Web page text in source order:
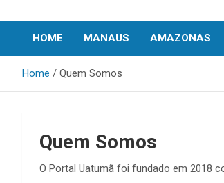
Portal Uatumã
HOME MANAUS AMAZONAS
Home Quem Somos
Quem Somos
O Portal Uatumã foi fundado em 2018